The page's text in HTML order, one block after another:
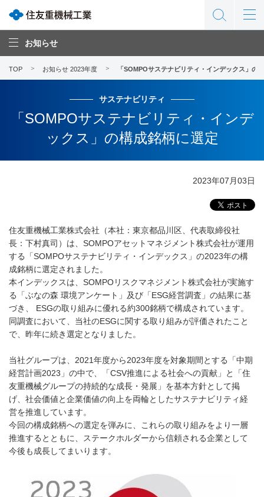
お知らせ
TOP お知らせ 2023年度 「SOMPOサステナビリティ・インデックス」の
サステナビリティ
「SOMPOサステナビリティ・インデ
ックス」の構成銘柄に選定
2023年07月03日
住友重機械工業株式会社（本社：東京都品川区、代表取締役社
長：下村真司）は、SOMPOアセットマネジメント株式会社が運用
する「SOMPOサステナビリティ・インデックス」の2023年の構
成銘柄に選定されました。
本インデックスは、SOMPOリスクマネジメント株式会社が実施す
る「ぶなの森 環境アンケート」及び「ESG経営調査」の結果に基
づき、 ESGの取り組みに優れる約300銘柄で構成されています。
同調査において、当社のESGに関する取り組みが評価されたこと
で、昨年に続き選定となりました。
当社グループは、2021年度から2023年度を対象期間とする「中期
経営計画2023」の中で、「CSV推進による社会への貢献」と「住
友重機械グループの持続的な成長・発展」を基本方針として掲
げ、社会価値と企業価値の向上を両輪としたサステナビリティ経
営を推進しています。
今回の構成銘柄への選定を弾みに、これらの取り組みをより一層
推進するとともに、ステークホルダーから信頼される企業として
今後も成長してまいります。